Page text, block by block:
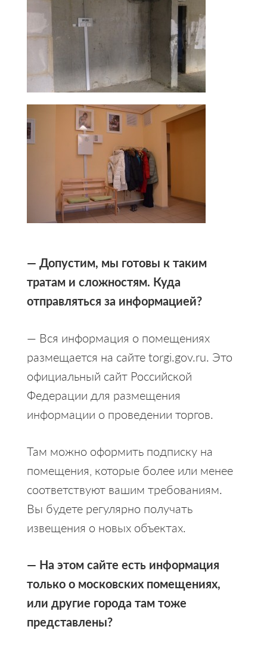
— Допустим, мы готовы к таким
тратам и сложностям. Куда
отправляться за информацией?
— Вся информация о помещениях
размещается на сайте torgi.gov.ru. Это
официальный сайт Российской
Федерации для размещения
информации о проведении торгов.
Там можно оформить подписку на
помещения, которые более или менее
соответствуют вашим требованиям.
Вы будете регулярно получать
извещения о новых объектах.
— На этом сайте есть информация
только о московских помещениях,
или другие города там тоже
представлены?